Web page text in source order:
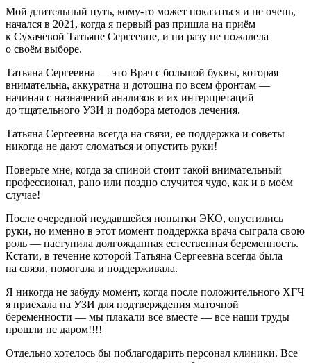
Мой длительный путь, кому-то может показаться и не очень,
начался в 2021, когда я первый раз пришла на приём
к Сухачевой Татьяне Сергеевне, и ни разу не пожалела
о своём выборе.
Татьяна Сергеевна — это Врач с большой буквы, которая
внимательна, аккуратна и дотошна по всем фронтам —
начиная с назначений анализов и их интерпретаций
до тщательного УЗИ и подбора методов лечения.
Татьяна Сергеевна всегда на связи, ее поддержка и советы
никогда не дают сломаться и опустить руки!
Поверьте мне, когда за спиной стоит такой внимательный
профессионал, рано или поздно случится чудо, как и в моём
случае!
После очередной неудавшейся попытки ЭКО, опустились
руки, но именно в этот момент поддержка врача сыграла свою
роль — наступила долгожданная естественная беременность.
Кстати, в течение которой Татьяна Сергеевна всегда была
на связи, помогала и поддерживала.
Я никогда не забуду момент, когда после положительного ХГЧ
я приехала на УЗИ для подтверждения маточной
беременности — мы плакали все вместе — все наши труды
прошли не даром!!!!
Отдельно хотелось бы поблагодарить персонал клиники. Все